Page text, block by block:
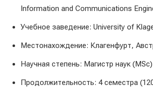
Information and Communications
Учебное заведение: University of
Местонахождение: Клагенфурт,
Научная степень: Магистр наук (MSc)
Продолжительность: 4 семестра